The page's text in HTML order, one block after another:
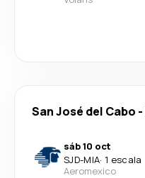
San José del Cabo -
sáb 10 oct
SJD-MIA· 1 escala
Aeromexico